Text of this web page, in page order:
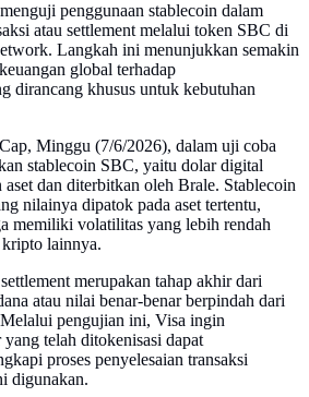
penggunaan stablecoin dalam
atau settlement melalui token SBC di
Langkah ini menunjukkan semakin
global terhadap
dirancang khusus untuk kebutuhan
Minggu (7/6/2026), dalam uji coba
stablecoin SBC, yaitu dolar digital
dan diterbitkan oleh Brale. Stablecoin
nilainya dipatok pada aset tertentu,
memiliki volatilitas yang lebih rendah
lainnya.
merupakan tahap akhir dari
atau nilai benar-benar berpindah dari
pengujian ini, Visa ingin
telah ditokenisasi dapat
proses penyelesaian transaksi
digunakan.